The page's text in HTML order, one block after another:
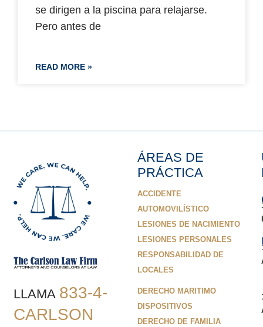
se dirigen a la piscina para relajarse.
Pero antes de
READ MORE »
LLAMA 833-4-
CARLSON
ÁREAS DE
PRÁCTICA
ACCIDENTE
AUTOMOVILÍSTICO
LESIONES DE NACIMIENTO
LESIONES PERSONALES
RESPONSABILIDAD DE
LOCALES
DERECHO MARITIMO
DISPOSITIVOS
DERECHO DE FAMILIA